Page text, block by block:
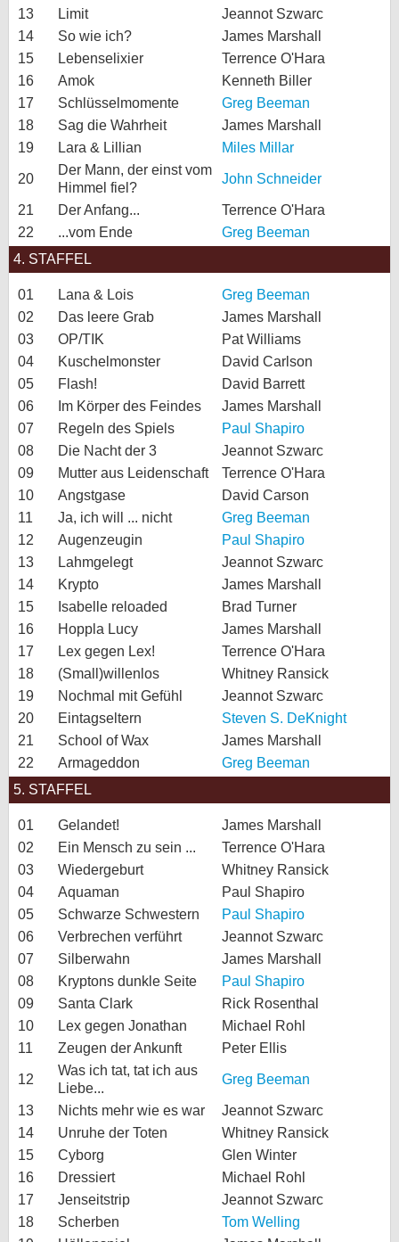
13
Limit
Jeannot Szwarc
14
So wie ich?
James Marshall
15
Lebenselixier
Terrence O'Hara
16
Amok
Kenneth Biller
17
Schlüsselmomente
Greg Beeman
18
Sag die Wahrheit
James Marshall
19
Lara & Lillian Miles Millar
20
Der Mann, der einst vom
Himmel fiel?
John Schneider
21 Der Anfang...
Terrence O'Hara
22
...vom Ende
Greg Beeman
4. STAFFEL
01 Lana & Lois
Greg Beeman
02
Das leere Grab
James Marshall
03
OP/TIK
Pat Williams
04
Kuschelmonster
David Carlson
05
Flash!
David Barrett
06
Im Körper des Feindes
James Marshall
07
Regeln des Spiels
Paul Shapiro
08
Die Nacht der 3
Jeannot Szwarc
09
Mutter aus Leidenschaft
Terrence O'Hara
10
Angstgase
David Carson
11
Ja, ich will ... nicht
Greg Beeman
12
Augenzeugin
Paul Shapiro
13
Lahmgelegt
Jeannot Szwarc
14
Krypto
James Marshall
15
Isabelle reloaded
Brad Turner
16
Hoppla Lucy
James Marshall
17
Lex gegen Lex!
Terrence O'Hara
18
(Small)willenlos
Whitney Ransick
19
Nochmal mit Gefühl
Jeannot Szwarc
20
Eintagseltern
Steven S. DeKnight
21
School of Wax
James Marshall
22
Armageddon
Greg Beeman
5. STAFFEL
01 Gelandet!
James Marshall
02
Ein Mensch zu sein ...
Terrence O'Hara
03
Wiedergeburt
Whitney Ransick
04
Aquaman
Paul Shapiro
05
Schwarze Schwestern
Paul Shapiro
06
Verbrechen verführt
Jeannot Szwarc
07
Silberwahn
James Marshall
08
Kryptons dunkle Seite
Paul Shapiro
09
Santa Clark
Rick Rosenthal
10
Lex gegen Jonathan
Michael Rohl
11
Zeugen der Ankunft Peter Ellis
12
Was ich tat, tat ich aus
Liebe...
Greg Beeman
13 Nichts mehr wie es war
Jeannot Szwarc
14
Unruhe der Toten
Whitney Ransick
15
Cyborg
Glen Winter
16
Dressiert
Michael Rohl
17
Jenseitstrip
Jeannot Szwarc
18
Scherben
Tom Welling